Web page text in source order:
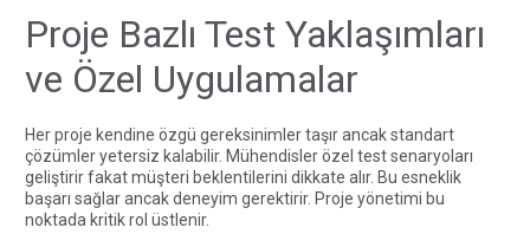
Proje Bazlı Test Yaklaşımları
ve Özel Uygulamalar
Her proje kendine özgü gereksinimler taşır ancak standart
çözümler yetersiz kalabilir. Mühendisler özel test senaryoları
geliştirir fakat müşteri beklentilerini dikkate alır. Bu esneklik
başarı sağlar ancak deneyim gerektirir. Proje yönetimi bu
noktada kritik rol üstlenir.